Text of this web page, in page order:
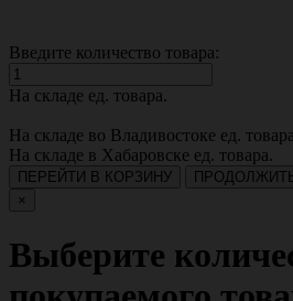
Введите количество товара:
На складе ед. товара.
На складе во Владивостоке ед.
На складе в Хабаровске ед. товара.
ПЕРЕЙТИ В КОРЗИНУ
×
Выберите